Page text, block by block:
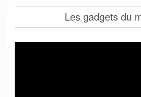
Les gadgets du